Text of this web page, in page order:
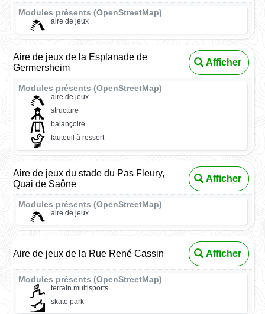
Modules présents (OpenStreetMap)
aire de jeux
Aire de jeux de la Esplanade de
Germersheim
Afficher
Modules présents (OpenStreetMap)
aire de jeux
structure
balançoire
fauteuil à ressort
Aire de jeux du stade du Pas Fleury,
Quai de Saône
Afficher
Modules présents (OpenStreetMap)
aire de jeux
Aire de jeux de la Rue René Cassin Afficher
Modules présents (OpenStreetMap)
terrain multisports
skate park